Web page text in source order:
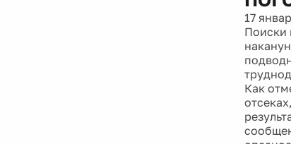
17
Поиски
Как